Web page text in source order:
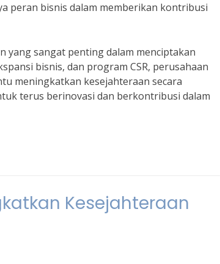
peran bisnis dalam memberikan kontribusi
yang sangat penting dalam menciptakan
bisnis, dan program CSR, perusahaan
meningkatkan kesejahteraan secara
terus berinovasi dan berkontribusi dalam
Kesejahteraan